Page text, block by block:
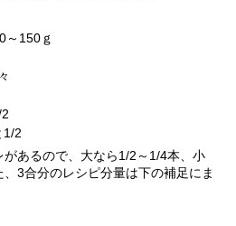
150ｇ
2
あるので、大なら1/2～1/4本、小
3合分のレシピ分量は下の補足にま